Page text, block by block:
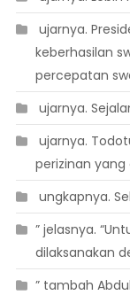
 ujarnya.
keberhasilan
percepatan
 ujarnya.
 ujarnya.
perizinan
 ungkapnya.
” jelasnya.
dilaksanakan
” tambah